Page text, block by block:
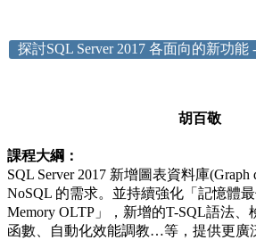
探討SQL Server 2017 各面向的新功能
胡百敬
課程大綱：
SQL Server 2017 新增圖表資料庫(Graph
NoSQL 的需求。並持續強化「記憶體
Memory OLTP」，新增的T-SQL語法、
函數、自動化效能調教…等，提供更廣